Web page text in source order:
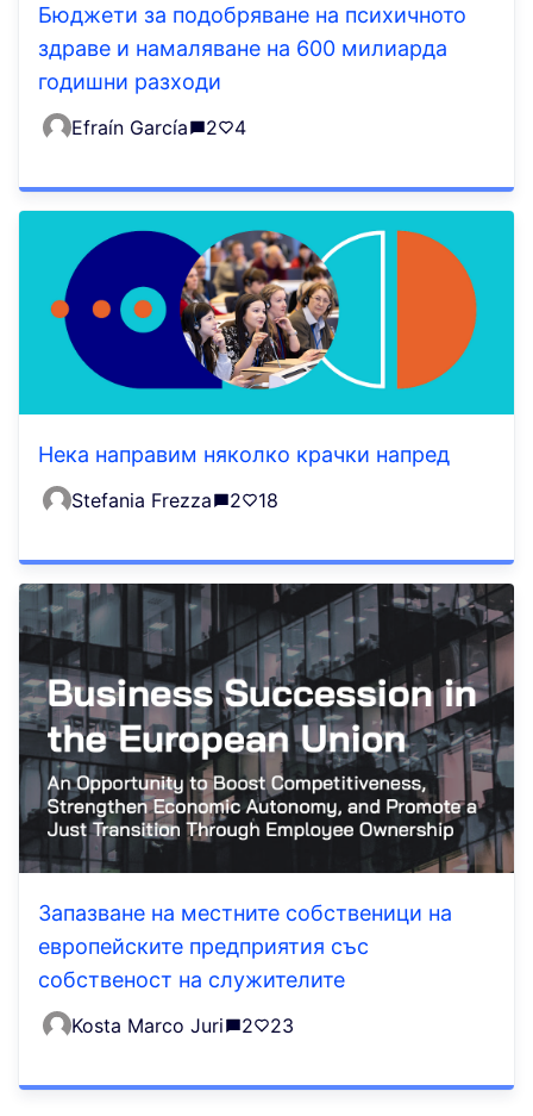
Бюджети за подобряване на психичното
здраве и намаляване на 600 милиарда
годишни разходи
Efraín García 2 4
Нека направим няколко крачки напред
Stefania Frezza 2 18
Запазване на местните собственици на
европейските предприятия със
собственост на служителите
Kosta Marco Juri 2 23